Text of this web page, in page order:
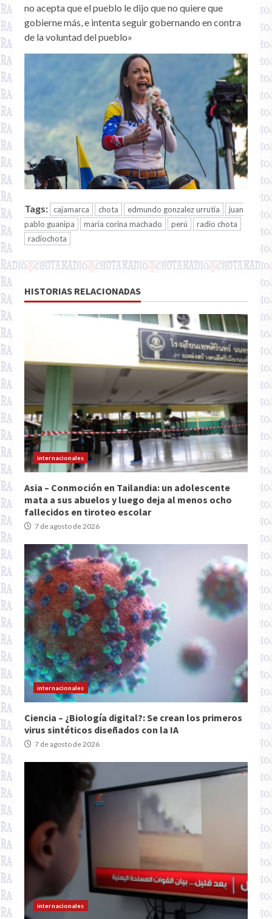
no acepta que el pueblo le dijo que no quiere que
gobierne más, e intenta seguir gobernando en contra
de la voluntad del pueblo»
Tags: cajamarca chota edmundo gonzalez urrutia
juan
pablo guanipa
maria corina machado perú
radio chota
radiochota
HISTORIAS RELACIONADAS
internacionales
Asia – Conmoción en Tailandia: un adolescente
mata a sus abuelos y luego deja al menos ocho
fallecidos en tiroteo escolar
7 de agosto de 2026
internacionales
Ciencia – ¿Biología digital?: Se crean los primeros
virus sintéticos diseñados con la IA
7 de agosto de 2026
internacionales